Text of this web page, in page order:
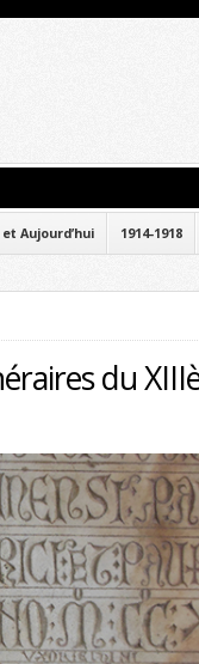
Aujourd’hui 1914-1918
du